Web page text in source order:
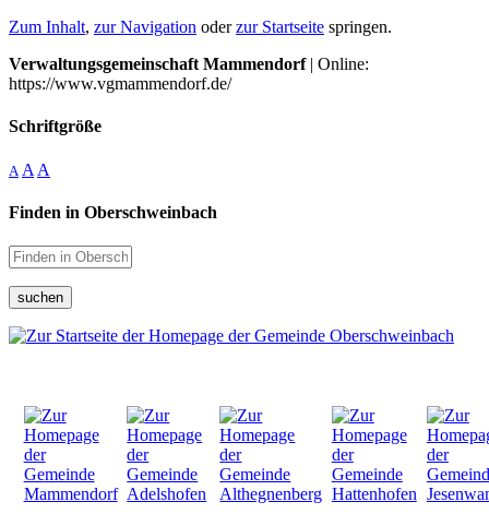
Zum Inhalt, zur Navigation oderzur Startseite springen.
Verwaltungsgemeinschaft Mammendorf| Online:
https://www.vgmammendorf.de/
Schriftgröße
A A A
Finden in Oberschweinbach
suchen